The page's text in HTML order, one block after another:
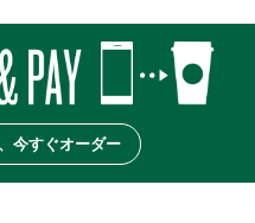
今すぐオーダー